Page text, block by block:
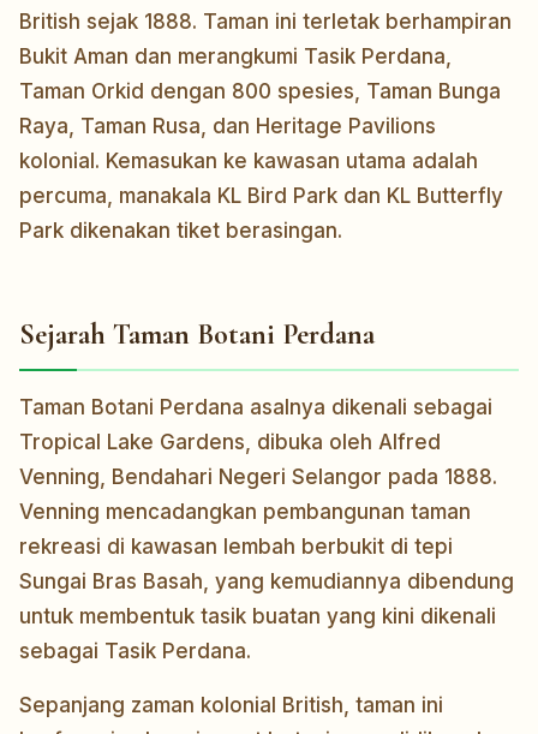
British sejak 1888. Taman ini terletak berhampiran
Bukit Aman dan merangkumi Tasik Perdana,
Taman Orkid dengan 800 spesies, Taman Bunga
Raya, Taman Rusa, dan Heritage Pavilions
kolonial. Kemasukan ke kawasan utama adalah
percuma, manakala KL Bird Park dan KL Butterfly
Park dikenakan tiket berasingan.
Sejarah Taman Botani Perdana
Taman Botani Perdana asalnya dikenali sebagai
Tropical Lake Gardens, dibuka oleh Alfred
Venning, Bendahari Negeri Selangor pada 1888.
Venning mencadangkan pembangunan taman
rekreasi di kawasan lembah berbukit di tepi
Sungai Bras Basah, yang kemudiannya dibendung
untuk membentuk tasik buatan yang kini dikenali
sebagai Tasik Perdana.
Sepanjang zaman kolonial British, taman ini